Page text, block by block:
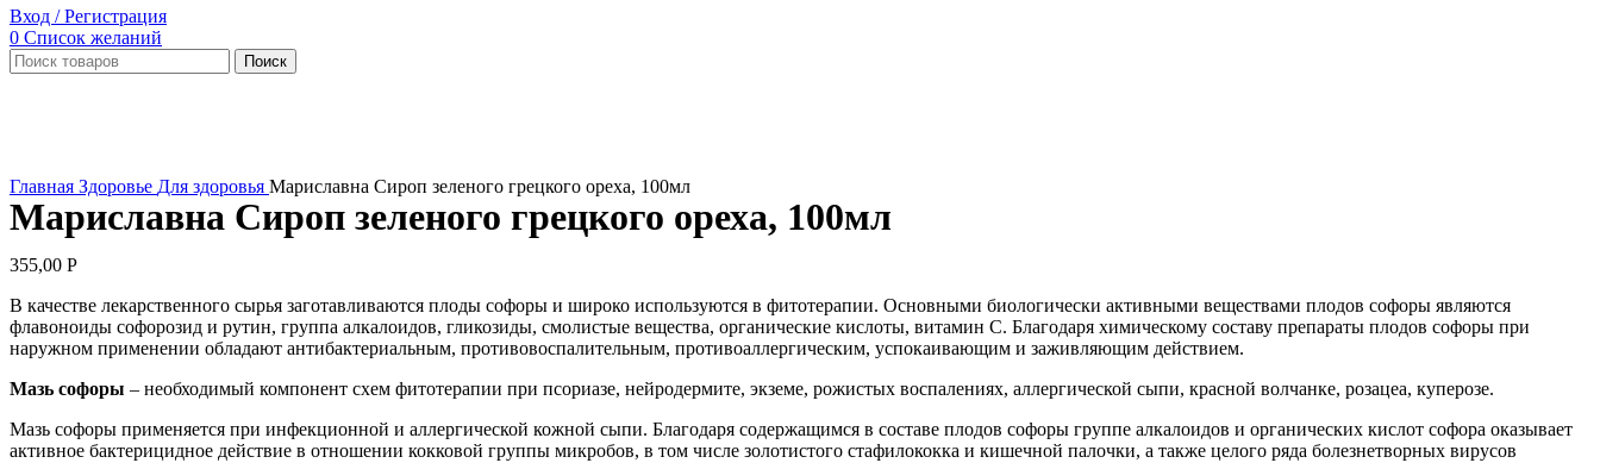
Вход / Регистрация
0 Список желаний
Поиск
Главная Здоровье Для здоровья Мариславна Сироп зеленого грецкого ореха, 100мл
Мариславна Сироп зеленого грецкого ореха, 100мл
355,00 Р
В качестве лекарственного сырья заготавливаются плоды софоры и широко используются в фитотерапии. Основными биологически активными веществами плодов софоры являются
флавоноиды софорозид и рутин, группа алкалоидов, гликозиды, смолистые вещества, органические кислоты, витамин С. Благодаря химическому составу препараты плодов софоры при
наружном применении обладают антибактериальным, противовоспалительным, противоаллергическим, успокаивающим и заживляющим действием.
Мазь софоры – необходимый компонент схем фитотерапии при псориазе, нейродермите, экземе, рожистых воспалениях, аллергической сыпи, красной волчанке, розацеа, куперозе.
Мазь софоры применяется при инфекционной и аллергической кожной сыпи. Благодаря содержащимся в составе плодов софоры группе алкалоидов и органических кислот софора оказывает
активное бактерицидное действие в отношении кокковой группы микробов, в том числе золотистого стафилококка и кишечной палочки, а также целого ряда болезнетворных вирусов